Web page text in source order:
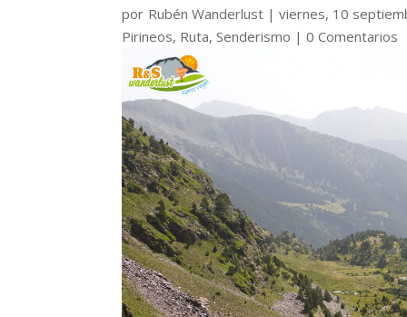
por Rubén Wanderlust| viernes, 10
Pirineos, Ruta,Senderismo |0 Comentarios